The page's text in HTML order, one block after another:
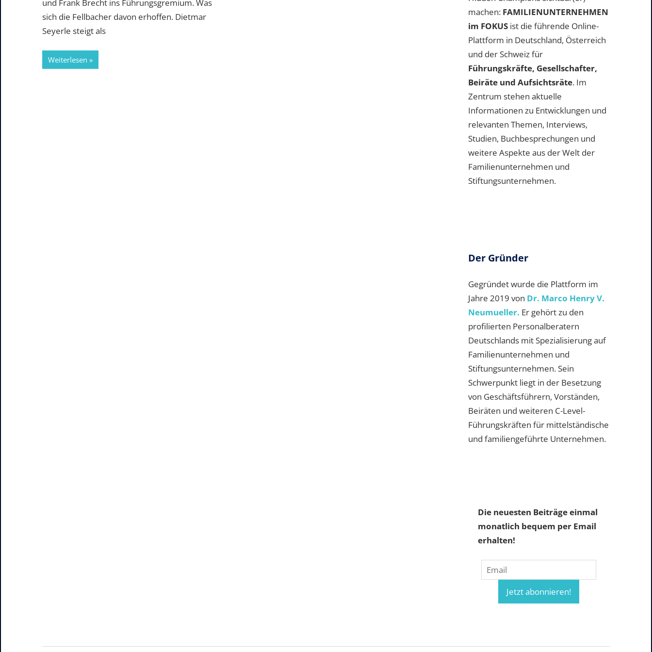
und Frank Brecht ins Führungsgremium. Was
sich die Fellbacher davon erhoffen. Dietmar
Seyerle steigt als
Weiterlesen
machen: FAMILIENUNTERNEHMEN
im FOKUS ist die führende Online-
Plattform in Deutschland, Österreich
und der Schweiz für
Führungskräfte, Gesellschafter,
Beiräte und Aufsichtsräte. Im
Zentrum stehen aktuelle
Informationen zu Entwicklungen und
relevanten Themen, Interviews,
Studien, Buchbesprechungen und
weitere Aspekte aus der Welt der
Familienunternehmen und
Stiftungsunternehmen.
Der Gründer
Gegründet wurde die Plattform im
Jahre 2019 von Dr. Marco Henry V.
Neumueller. Er gehört zu den
profilierten Personalberatern
Deutschlands mit Spezialisierung auf
Familienunternehmen und
Stiftungsunternehmen. Sein
Schwerpunkt liegt in der Besetzung
von Geschäftsführern, Vorständen,
Beiräten und weiteren C-Level-
Führungskräften für mittelständische
und familiengeführte Unternehmen.
Die neuesten Beiträge einmal
monatlich bequem per Email
erhalten!